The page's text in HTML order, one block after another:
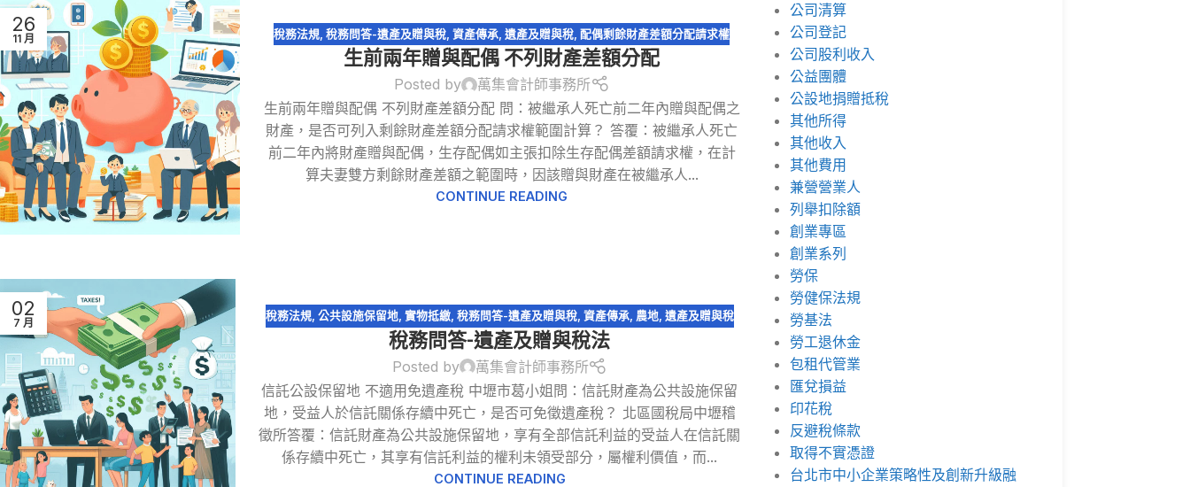
26
11 月 稅務法規 ,稅務問答-遺產及贈與稅 ,資產傳承 ,遺產及贈與稅 ,配偶剩餘財產差額分配請求權
生前兩年贈與配偶 不列財產差額分配
Posted by
萬集會計師事務所
生前兩年贈與配偶 不列財產差額分配 問：被繼承人死亡前二年內贈與配偶之
財產，是否可列入剩餘財產差額分配請求權範圍計算？ 答覆：被繼承人死亡
前二年內將財產贈與配偶，生存配偶如主張扣除生存配偶差額請求權，在計
算夫妻雙方剩餘財產差額之範圍時，因該贈與財產在被繼承人...
CONTINUE READING
02
7 月
稅務法規, 公共設施保留地, 實物抵繳, 稅務問答-遺產及贈與稅, 資產傳承, 農地, 遺產及贈與稅
稅務問答-遺產及贈與稅法
Posted by
萬集會計師事務所
信託公設保留地 不適用免遺產稅 中壢市葛小姐問：信託財產為公共設施保留
地，受益人於信託關係存續中死亡，是否可免徵遺產稅？ 北區國稅局中壢稽
徵所答覆：信託財產為公共設施保留地，享有全部信託利益的受益人在信託關
係存續中死亡，其享有信託利益的權利未領受部分，屬權利價值，而...
CONTINUE READING
公司清算
公司登記
公司股利收入
公益團體
公設地捐贈抵稅
其他所得
其他收入
其他費用
兼營營業人
列舉扣除額
創業專區
創業系列
勞保
勞健保法規
勞基法
勞工退休金
包租代管業
匯兌損益
印花稅
反避稅條款
取得不實憑證
台北市中小企業策略性及創新升級融